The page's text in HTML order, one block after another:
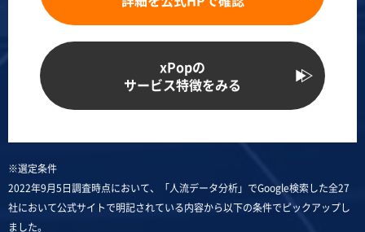
xPopの
サービス特徴をみる
※選定条件
2022年9月5日調査時点において、「人流データ分析」でGoogle検索した全27
社において公式サイトで明記されている内容から以下の条件でピックアップし
ました。